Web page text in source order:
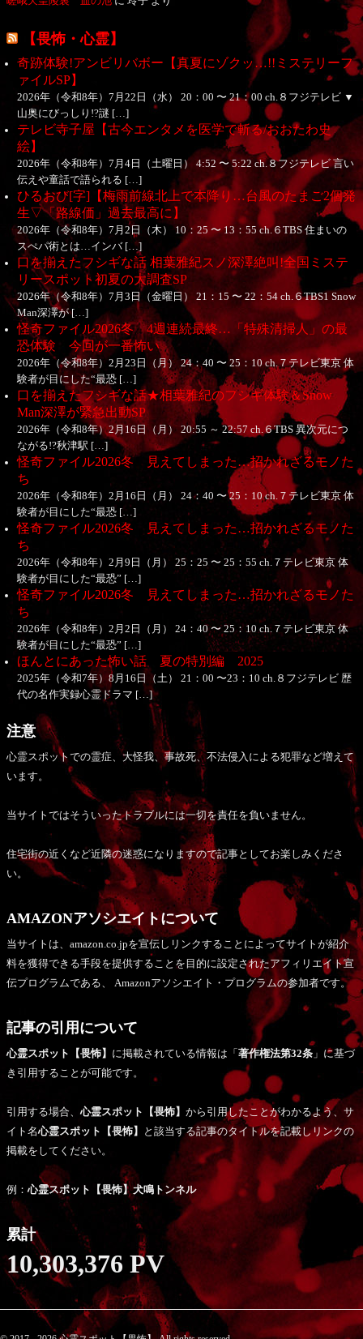
【畏怖・心霊】
奇跡体験!アンビリバボー【真夏にゾクッ…!!ミステリーフ
ァイルSP】
2026年（令和8年）7月22日（水） 20：00 〜 21：00 ch.８フジテレビ ▼
山奥にびっしり!?謎 […]
テレビ寺子屋【古今エンタメを医学で斬る/おおたわ史
絵】
2026年（令和8年）7月4日（土曜日） 4:52 〜 5:22 ch.８フジテレビ 言い
伝えや童話で語られる […]
ひるおび[字]【梅雨前線北上で本降り…台風のたまご2個発
生▽「路線価」過去最高に】
2026年（令和8年）7月2日（木） 10：25 〜 13：55 ch.６TBS 住まいの
スぺパ術とは…インバ […]
口を揃えたフシギな話 相葉雅紀スノ深澤絶叫!全国ミステ
リースポット初夏の大調査SP
2026年（令和8年）7月3日（金曜日） 21：15 〜 22：54 ch.６TBS1 Snow
Man深澤が […]
怪奇ファイル2026冬 4週連続最終…「特殊清掃人」の最
恐体験 今回が一番怖い
2026年（令和8年）2月23日（月） 24：40 〜 25：10 ch.７テレビ東京 体
験者が目にした“最恐 […]
口を揃えたフシギな話★相葉雅紀のフシギ体験＆Snow
Man深澤が緊急出動SP
2026年（令和8年）2月16日（月） 20:55 ～ 22:57 ch.６TBS 異次元につ
ながる!?秋津駅 […]
怪奇ファイル2026冬 見えてしまった…招かれざるモノた
ち
2026年（令和8年）2月16日（月） 24：40 〜 25：10 ch.７テレビ東京 体
験者が目にした“最恐 […]
怪奇ファイル2026冬 見えてしまった…招かれざるモノた
ち
2026年（令和8年）2月9日（月） 25：25 〜 25：55 ch.７テレビ東京 体
験者が目にした“最恐” […]
怪奇ファイル2026冬 見えてしまった…招かれざるモノた
ち
2026年（令和8年）2月2日（月） 24：40 〜 25：10 ch.７テレビ東京 体
験者が目にした“最恐” […]
ほんとにあった怖い話 夏の特別編 2025
2025年（令和7年）8月16日（土） 21：00 〜23：10 ch.８フジテレビ 歴
代の名作実録心霊ドラマ […]
注意
心霊スポットでの霊症、大怪我、事故死、不法侵入による犯罪など増えて
います。
当サイトではそういったトラブルには一切を責任を負いません。
住宅街の近くなど近隣の迷惑になりますので記事としてお楽しみくださ
い。
AMAZONアソシエイトについて
当サイトは、amazon.co.jpを宣伝しリンクすることによってサイトが紹介
料を獲得できる手段を提供することを目的に設定されたアフィリエイト宣
伝プログラムである、 Amazonアソシエイト・プログラムの参加者です。
記事の引用について
心霊スポット【畏怖】 に掲載されている情報は「 著作権法第32条 」に基づ
き引用することが可能です。
引用する場合、心霊スポット【畏怖】 から引用したことがわかるよう、サ
イト名心霊スポット【畏怖】
と該当する記事のタイトルを記載しリンクの
掲載をしてください。
例：心霊スポット【畏怖】犬鳴トンネル
累計
10,303,376 PV